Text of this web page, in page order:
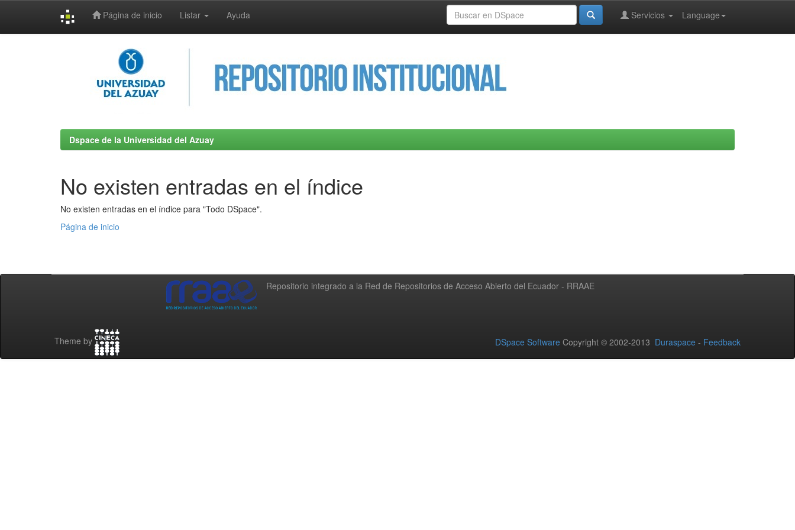
Página de inicio Listar Ayuda Language
Servicios
Dspace de la Universidad del Azuay
No existen entradas en el índice
No existen entradas en el índice para "Todo DSpace".
Página de inicio
Repositorio integrado a la Red de Repositorios de Acceso Abierto del Ecuador - RRAAE
Theme by DSpace Software Copyright © 2002-2013 Duraspace - Feedback